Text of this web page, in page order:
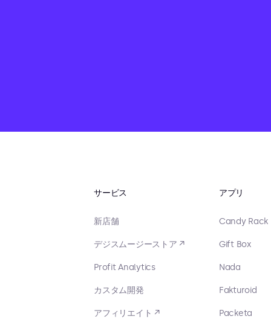
サービス
新店舗
デジスムージーストア ↗
Profit Analytics
カスタム開発
アフィリエイト ↗
アプリ
Candy Rack
Gift Box
Nada
Fakturoid
Packeta